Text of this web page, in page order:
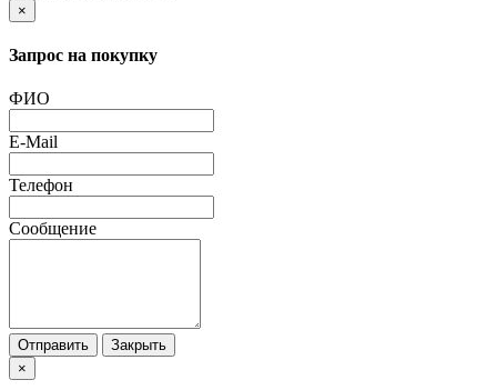
×
Запрос на покупку
ФИО
E-Mail
Телефон
Сообщение
Отправить
Закрыть
×